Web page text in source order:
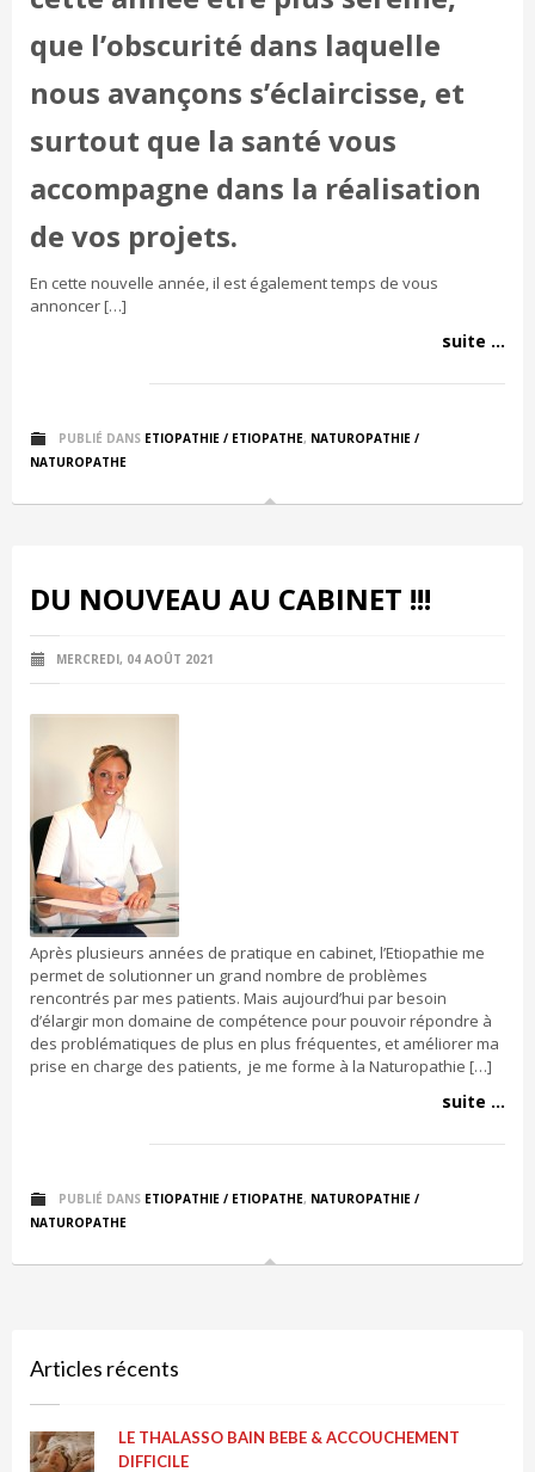
que l’obscurité dans laquelle
nous avançons s’éclaircisse, et
surtout que la santé vous
accompagne dans la réalisation
de vos projets.
En cette nouvelle année, il est également temps de vous
annoncer […]
suite ...
PUBLIÉ DANS ETIOPATHIE / ETIOPATHE, NATUROPATHIE /
NATUROPATHE
DU NOUVEAU AU CABINET !!!
MERCREDI, 04 AOÛT 2021
Après plusieurs années de pratique en cabinet, l’Etiopathie me
permet de solutionner un grand nombre de problèmes
rencontrés par mes patients. Mais aujourd’hui par besoin
d’élargir mon domaine de compétence pour pouvoir répondre à
des problématiques de plus en plus fréquentes, et améliorer ma
prise en charge des patients, je me forme à la Naturopathie […]
suite ...
PUBLIÉ DANS ETIOPATHIE / ETIOPATHE, NATUROPATHIE /
NATUROPATHE
Articles récents
LE THALASSO BAIN BEBE & ACCOUCHEMENT
DIFFICILE